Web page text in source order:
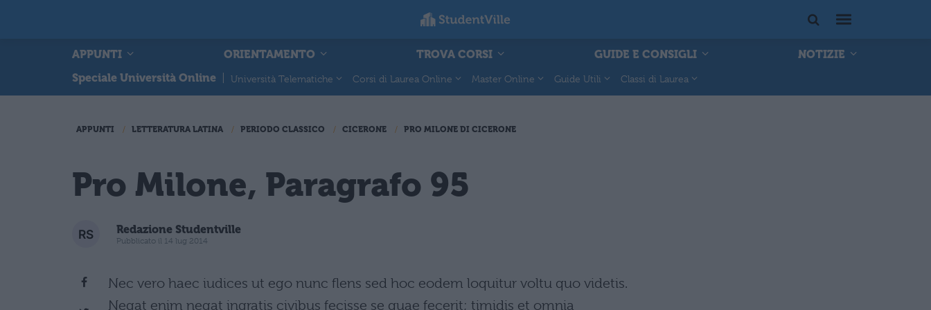
APPUNTI ORIENTAMENTO TROVA CORSI GUIDE E CONSIGLI
NOTIZIE
Speciale Università Online
Università Telematiche Corsi di Laurea Online Master Online Guide Utili Classi di Laurea
APPUNTI LETTERATURA LATINA PERIODO CLASSICO CICERONE PRO MILONE DI CICERONE
Pro Milone, Paragrafo 95
Redazione Studentville
Pubblicato il 14 lug 2014
Nec vero haec iudices ut ego nunc flens sed hoc eodem loquitur voltu quo videtis.
Negat enim negat ingratis civibus fecisse se quae fecerit; timidis et omnia